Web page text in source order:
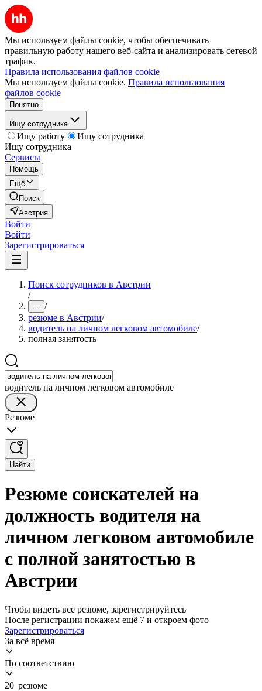
Мы используем файлы cookie, чтобы обеспечивать
правильную работу нашего веб-сайта и анализировать сетевой
трафик.
Правила использования файлов cookie
Мы используем файлы cookie. Правила использования
файлов cookie
Понятно
Ищу сотрудника
Ищу работу
Ищу сотрудника
Ищу сотрудника
Сервисы
Помощь
Ещё
Поиск
Австрия
Войти
Войти
Зарегистрироваться
Поиск сотрудников в Австрии
/
... /
резюме в Австрии/
водитель на личном легковом автомобиле/
полная занятость
водитель на личном легковом автомобиле
Резюме
Найти
Резюме соискателей на
должность водителя на
личном легковом автомобиле
с полной занятостью в
Австрии
Чтобы видеть все резюме, зарегистрируйтесь
После регистрации покажем ещё 7 и откроем фото
Зарегистрироваться
За всё время
По соответствию
20 резюме